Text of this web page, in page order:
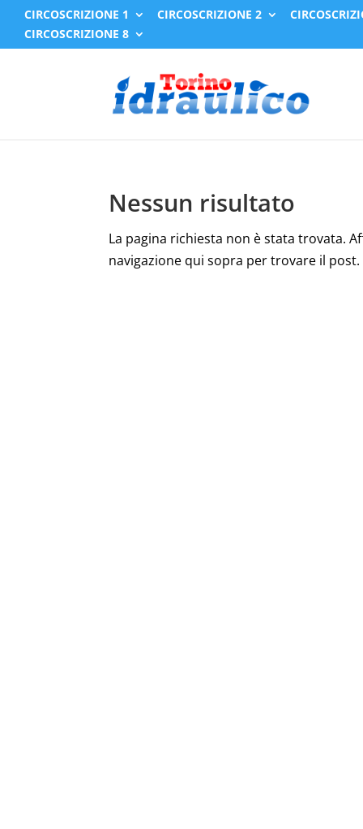
CIRCOSCRIZIONE 1 CIRCOSCRIZIONE 2
CIRCOSCRIZIONE 8
Nessun risultato
La pagina richiesta non è stata trovata.
navigazione qui sopra per trovare il post.